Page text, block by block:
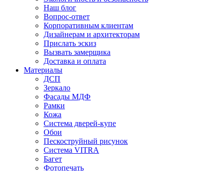
Наш блог
Вопрос-ответ
Корпоративным клиентам
Дизайнерам и архитекторам
Прислать эскиз
Вызвать замерщика
Доставка и оплата
Материалы
ДСП
Зеркало
Фасады МДФ
Рамки
Кожа
Система дверей-купе
Обои
Пескоструйный рисунок
Система VITRA
Багет
Фотопечать